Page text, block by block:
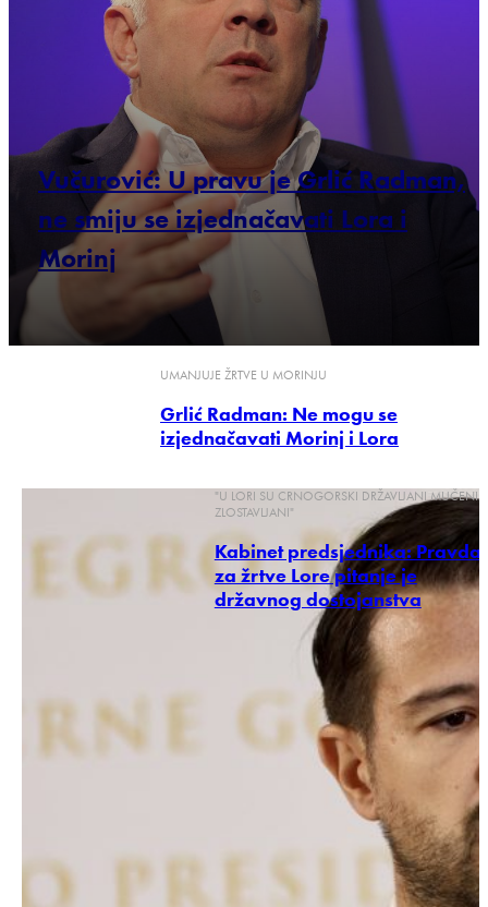
Vučurović: U pravu je Grlić Radman,
ne smiju se izjednačavati Lora i
Morinj
UMANJUJE ŽRTVE U MORINJU
Grlić Radman: Ne mogu se
izjednačavati Morinj i Lora
"U LORI SU CRNOGORSKI DRŽAVLJANI MUČENI I
ZLOSTAVLJANI"
Kabinet predsjednika: Pravda
za žrtve Lore pitanje je
državnog dostojanstva